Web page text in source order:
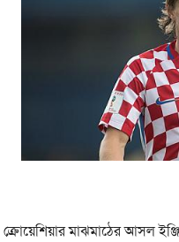
ক্রোয়েশিয়ার মাঝমাঠের আসল